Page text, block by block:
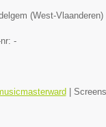
(West-Vlaanderen)
-